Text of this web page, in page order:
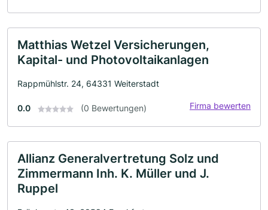
Matthias Wetzel Versicherungen,
Kapital- und Photovoltaikanlagen
Rappmühlstr. 24, 64331 Weiterstadt
0.0 (0 Bewertungen) Firma bewerten
Allianz Generalvertretung Solz und
Zimmermann Inh. K. Müller und J.
Ruppel